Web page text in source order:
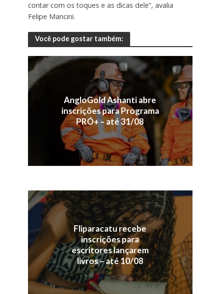
contar com os toques e as dicas dele”, avalia
Felipe Mancini.
Você pode gostar também:
AngloGold Ashanti abre
inscrições para Programa
PRÓ+ – até 31/08
Fliparacatu recebe
inscrições para
escritores lançarem
livros – até 10/08